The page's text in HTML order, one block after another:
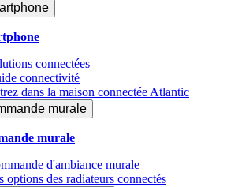
connectées
connectivité
dans la maison connectée Atlantic
murale
murale
d'ambiance murale
options des radiateurs connectés